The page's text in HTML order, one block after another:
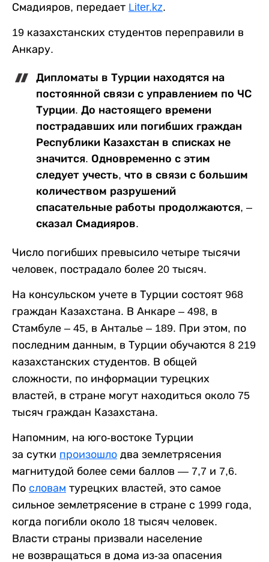
Смадияров, передает Liter.kz.
19 казахстанских студентов переправили в
Анкару.
Дипломаты в Турции находятся на
постоянной связи с управлением по ЧС
Турции. До настоящего времени
пострадавших или погибших граждан
Республики Казахстан в списках не
значится. Одновременно с этим
следует учесть, что в связи с большим
количеством разрушений
спасательные работы продолжаются, –
сказал Смадияров.
Число погибших превысило четыре тысячи
человек, пострадало более 20 тысяч.
На консульском учете в Турции состоят 968
граждан Казахстана. В Анкаре – 498, в
Стамбуле – 45, в Анталье – 189. При этом, по
последним данным, в Турции обучаются 8 219
казахстанских студентов. В общей
сложности, по информации турецких
властей, в стране могут находиться около 75
тысяч граждан Казахстана.
Напомним, на юго-востоке Турции
за сутки произошло два землетрясения
магнитудой более семи баллов — 7,7 и 7,6.
По словам турецких властей, это самое
сильное землетрясение в стране с 1999 года,
когда погибли около 18 тысяч человек.
Власти страны призвали население
не возвращаться в дома из-за опасения